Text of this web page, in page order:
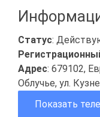
Статус:
Адрес: 679102,
Облучье, ул.
Показать